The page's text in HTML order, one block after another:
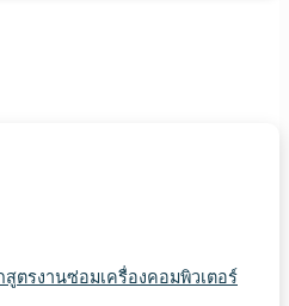
ตรงานซ่อมเครื่องคอมพิวเตอร์